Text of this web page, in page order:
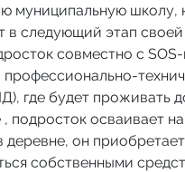
школу,
в следующий этап
совместно с
где будет проживать
осваивает
он
собственными